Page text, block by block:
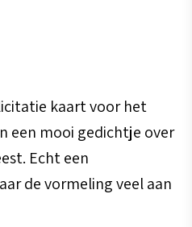
kaart voor het
een mooi gedichtje over
Echt een
de vormeling veel aan